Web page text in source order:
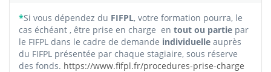
*Si vous dépendez du FIFPL, votre formation pourra, le
cas échéant , être prise en charge en tout ou partie par
le FIFPL dans le cadre de demande individuelle auprès
du FIFPL présentée par chaque stagiaire, sous réserve
des fonds. https://www.fifpl.fr/procedures-prise-charge